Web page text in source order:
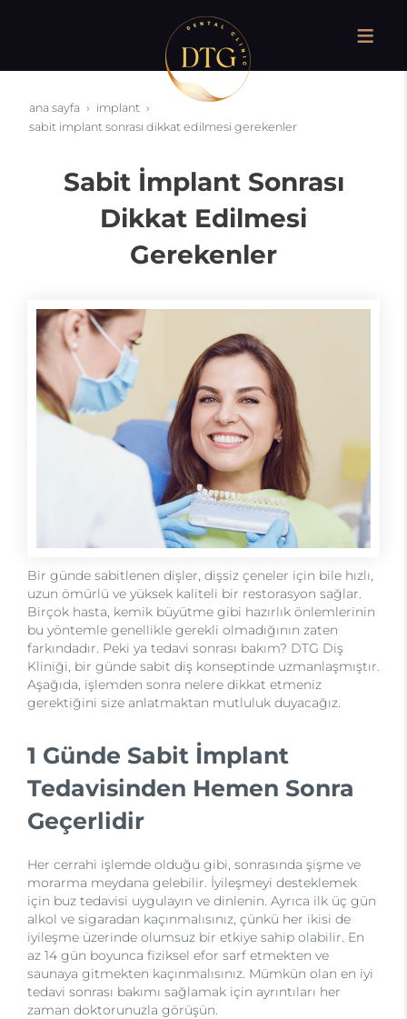
ana sayfa
i̇mplant
sabit i̇mplant sonrası dikkat edilmesi gerekenler
Sabit İmplant Sonrası
Dikkat Edilmesi
Gerekenler
Bir günde sabitlenen dişler, dişsiz çeneler için bile hızlı,
uzun ömürlü ve yüksek kaliteli bir restorasyon sağlar.
Birçok hasta, kemik büyütme gibi hazırlık önlemlerinin
bu yöntemle genellikle gerekli olmadığının zaten
farkındadır. Peki ya tedavi sonrası bakım? DTG Diş
Kliniği, bir günde sabit diş konseptinde uzmanlaşmıştır.
Aşağıda, işlemden sonra nelere dikkat etmeniz
gerektiğini size anlatmaktan mutluluk duyacağız.
1 Günde Sabit İmplant
Tedavisinden Hemen Sonra
Geçerlidir
Her cerrahi işlemde olduğu gibi, sonrasında şişme ve
morarma meydana gelebilir. İyileşmeyi desteklemek
için buz tedavisi uygulayın ve dinlenin. Ayrıca ilk üç gün
alkol ve sigaradan kaçınmalısınız, çünkü her ikisi de
iyileşme üzerinde olumsuz bir etkiye sahip olabilir. En
az 14 gün boyunca fiziksel efor sarf etmekten ve
saunaya gitmekten kaçınmalısınız. Mümkün olan en iyi
tedavi sonrası bakımı sağlamak için ayrıntıları her
zaman doktorunuzla görüşün.